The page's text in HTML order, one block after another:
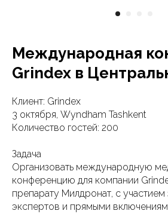
Международная
Grindex в
Клиент: Grindex
3 октября, Wyndham Tashkent
Количество гостей: 200
Задача
Организовать международную
конференцию для компании
препарату Милдронат, с
экспертов и прямыми